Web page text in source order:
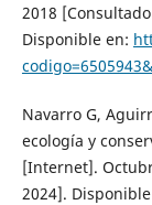
2018
Disponible en:
Navarro G,
ecología y
[Internet].
2024].